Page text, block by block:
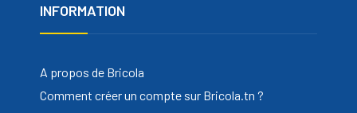
INFORMATION
A propos de Bricola
Comment créer un compte sur Bricola.tn ?